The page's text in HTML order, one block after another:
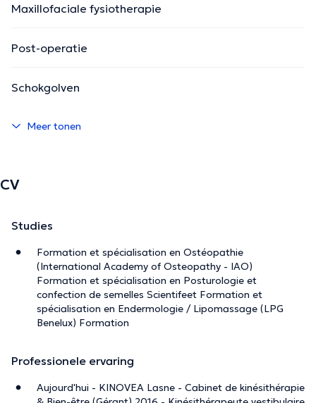
Maxillofaciale fysiotherapie
Post-operatie
Schokgolven
Meer tonen
CV
Studies
Formation et spécialisation en Ostéopathie
(International Academy of Osteopathy - IAO)
Formation et spécialisation en Posturologie et
confection de semelles Scientifeet Formation et
spécialisation en Endermologie / Lipomassage (LPG
Benelux) Formation
Professionele ervaring
Aujourd'hui - KINOVEA Lasne - Cabinet de kinésithérapie